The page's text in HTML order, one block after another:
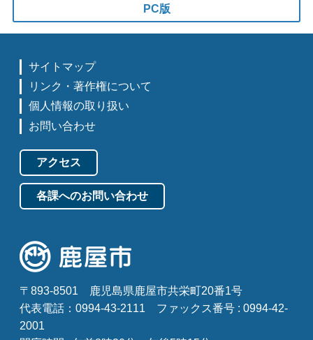
PC版
サイトマップ
リンク・著作権について
個人情報の取り扱い
お問い合わせ
アクセス
各課へのお問い合わせ
〒893-8501
鹿児島県鹿屋市共栄町20番1号
代表電話：0994-43-2111
ファックス番号 : 0994-42-
2001